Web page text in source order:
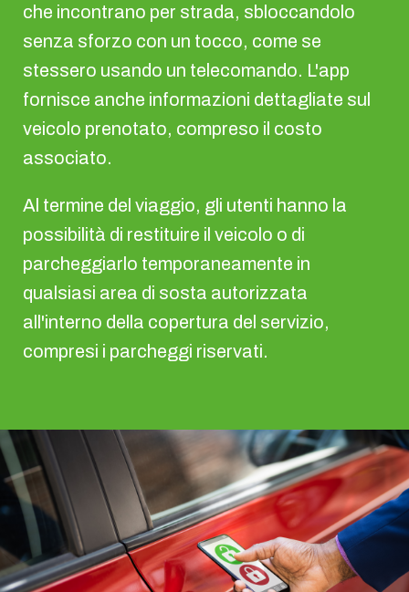
che incontrano per strada, sbloccandolo
senza sforzo con un tocco, come se
stessero usando un telecomando. L'app
fornisce anche informazioni dettagliate sul
veicolo prenotato, compreso il costo
associato.
Al termine del viaggio, gli utenti hanno la
possibilità di restituire il veicolo o di
parcheggiarlo temporaneamente in
qualsiasi area di sosta autorizzata
all'interno della copertura del servizio,
compresi i parcheggi riservati.